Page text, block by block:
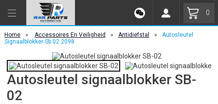
0
Home » Accessoires En Veiligheid » Antidiefstal »
Autosleutel
Signaalblokker Sb 02 2098
Autosleutel signaalblokker SB-
02